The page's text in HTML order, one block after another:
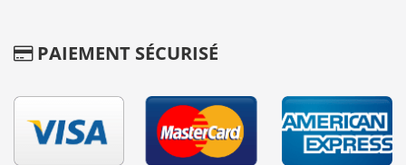
PAIEMENT SÉCURISÉ